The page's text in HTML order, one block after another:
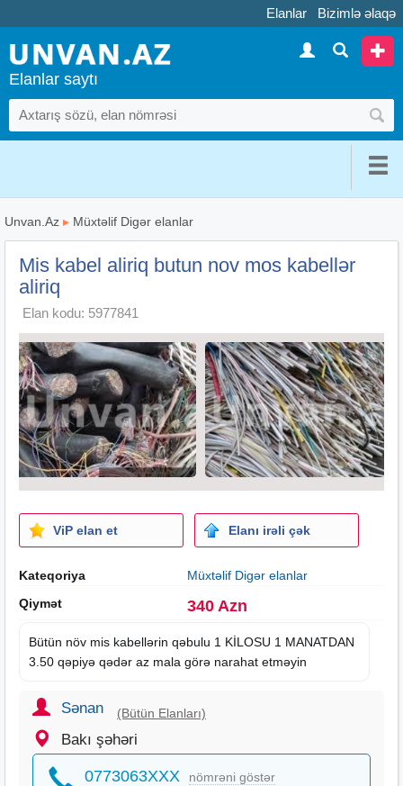
Elanlar Bizimlə əlaqə
Elanlar saytı
Unvan.Az ▸ Müxtəlif Digər elanlar
Mis kabel aliriq butun nov mos kabellər
aliriq
Elan kodu: 5977841
ViP elan et Elanı irəli çək
Kateqoriya
Müxtəlif Digər elanlar
Qiymət
340 Azn
Bütün növ mis kabellərin qəbulu 1 KİLOSU 1 MANATDAN
3.50 qəpiyə qədər az mala görə narahat etməyin
Sənan (Bütün Elanları)
Bakı şəhəri
0773063XXX nömrəni göstər